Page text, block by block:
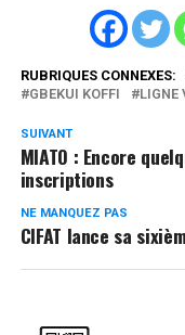
RUBRIQUES CONNEXES:
GBEKUI KOFFI
LIGNE
SUIVANT
MIATO : Encore
inscriptions
NE MANQUEZ PAS
CIFAT lance sa